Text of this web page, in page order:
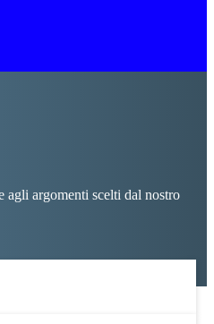
argomenti scelti dal nostro